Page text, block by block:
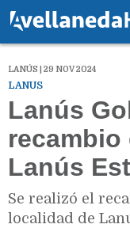
LANÚS | 29 NOV 2024
LANUS
Lanús
recambio
Lanús
Se realizó el
localidad de